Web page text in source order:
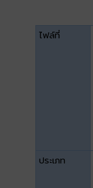
ไฟล์ที่
ประเภท